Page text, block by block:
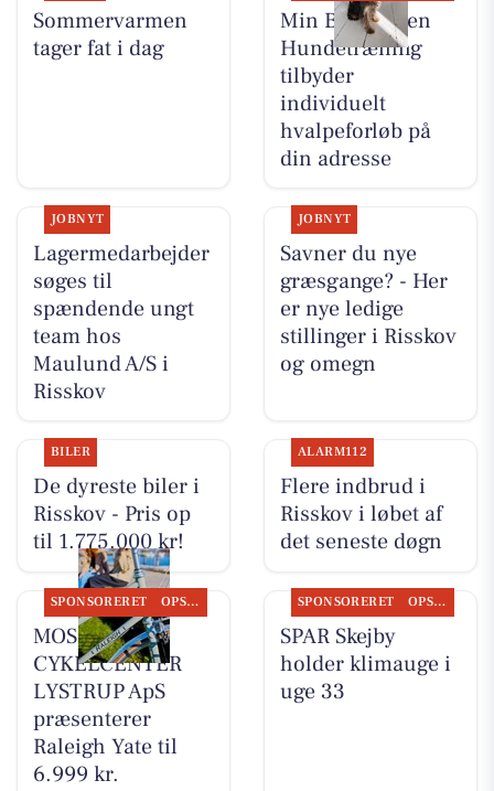
Sommervarmen
tager fat i dag
Min Bedste Ven
Hundetræning
tilbyder
individuelt
hvalpeforløb på
din adresse
JOBNYT
Lagermedarbejder
søges til
spændende ungt
team hos
Maulund A/S i
Risskov
JOBNYT
Savner du nye
græsgange? - Her
er nye ledige
stillinger i Risskov
og omegn
BILER
De dyreste biler i
Risskov - Pris op
til 1.775.000 kr!
ALARM112
Flere indbrud i
Risskov i løbet af
det seneste døgn
SPONSORERET OPSLAGSTAVLEN
MOSQUITO
CYKELCENTER
LYSTRUP ApS
præsenterer
Raleigh Yate til
6.999 kr.
SPONSORERET OPSLAGSTAVLEN
SPAR Skejby
holder klimauge i
uge 33